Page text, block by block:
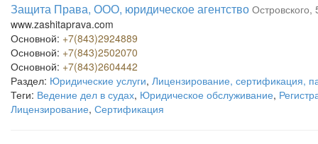
Защита Права, ООО, юридическое агентство Островского,
www.zashitaprava.com
Основной: +7(843)2924889
Основной: +7(843)2502070
Основной: +7(843)2604442
Раздел: Юридические услуги, Лицензирование, сертификация,
Теги: Ведение дел в судах, Юридическое обслуживание,
Лицензирование, Сертификация